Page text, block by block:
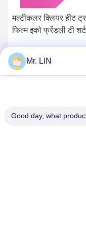
मल्टीकलर क्लियर हीट
फिल्म इको फ्रेंडली टी शर्ट
सर्वोत्तम मूल्य
Mr. LIN
Good day, what